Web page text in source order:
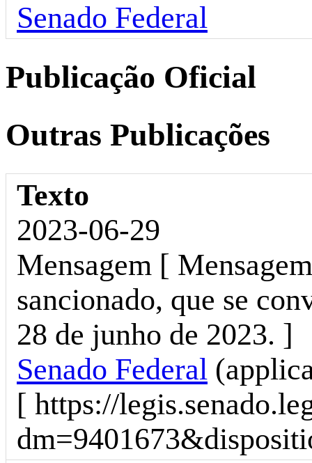
Senado Federal
Publicação Oficial
Outras Publicações
Texto
2023-06-29
Mensagem [
sancionado, que se
28 de junho de 2023. ]
Senado Federal
[ https://